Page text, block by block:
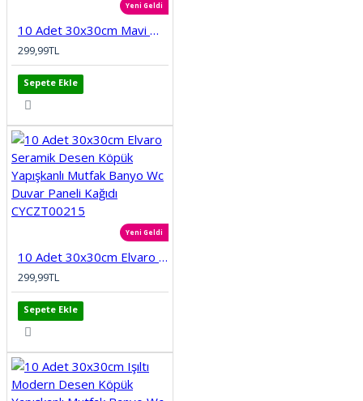
Yeni Geldi
10 Adet 30x30cm Mavi Motifli Desen Köpük Yapışkanlı Mutfak Banyo Duvar Paneli Kağıdı CYCZT00212
299,99TL
Sepete Ekle
Yeni Geldi
10 Adet 30x30cm Elvaro Seramik Desen Köpük Yapışkanlı Mutfak Banyo Wc Duvar Paneli Kağıdı CYCZT00215
299,99TL
Sepete Ekle